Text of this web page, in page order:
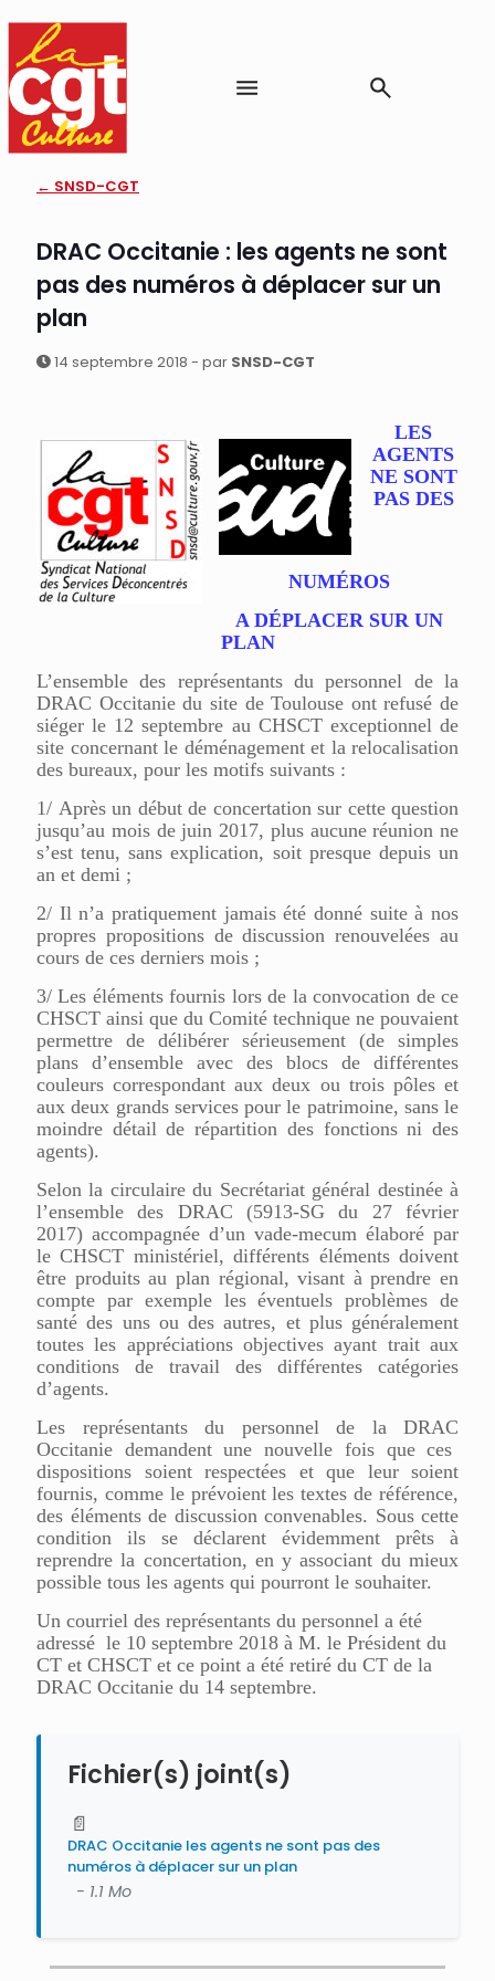
← SNSD-CGT
DRAC Occitanie : les agents ne sont
pas des numéros à déplacer sur un
plan
14 septembre 2018 - par SNSD-CGT
LES
AGENTS
NE SONT
PAS DES
NUMÉROS
A DÉPLACER SUR UN
PLAN
L’ensemble des représentants du personnel de la
DRAC Occitaniedu site de Toulouse ont refusé de
siéger le 12 septembre au CHSCT exceptionnel de
site concernant le déménagement et la relocalisation
des bureaux, pour les motifs suivants :
1/ Après un début de concertation sur cette question
jusqu’au mois de juin 2017, plus aucune réunion ne
s’est tenu, sans explication, soit presque depuis un
an et demi ;
2/ Il n’a pratiquement jamais été donné suite à nos
propres propositions de discussion renouvelées au
cours de ces derniers mois ;
3/ Les éléments fournis lors de la convocation de ce
CHSCT ainsi que du Comité technique ne pouvaient
permettre de délibérer sérieusement (de simples
plans d’ensemble avec des blocs de différentes
couleurs correspondant aux deux ou trois pôles et
aux deux grands services pour le patrimoine, sans le
moindre détail de répartition des fonctions ni des
agents).
Selon la circulaire du Secrétariat général destinée à
l’ensemble des DRAC (5913-SG du 27 février
2017) accompagnée d’un vade-mecum élaboré par
le CHSCT ministériel, différents éléments doivent
être produits au plan régional, visant à prendre en
compte par exemple les éventuels problèmes de
santé des uns ou des autres, et plus généralement
toutes les appréciations objectives ayant trait aux
conditions de travail des différentes catégories
d’agents.
Les représentants du personnel de la DRAC
Occitanie demandent une nouvelle fois que ces
dispositions soient respectées et que leur soient
fournis, comme le prévoient les textes de référence,
des éléments de discussion convenables. Sous cette
condition ils se déclarent évidemment prêts à
reprendre la concertation, en y associant du mieux
possible tous les agents qui pourront le souhaiter.
Un courriel des représentants du personnel a été
adressé le 10 septembre 2018 à M. le Président du
CT et CHSCT et ce point a été retiré du CT de la
DRAC Occitanie du 14 septembre.
Fichier(s) joint(s)
📄
DRAC Occitanie les agents ne sont pas des
numéros à déplacer sur un plan
- 1.1 Mo